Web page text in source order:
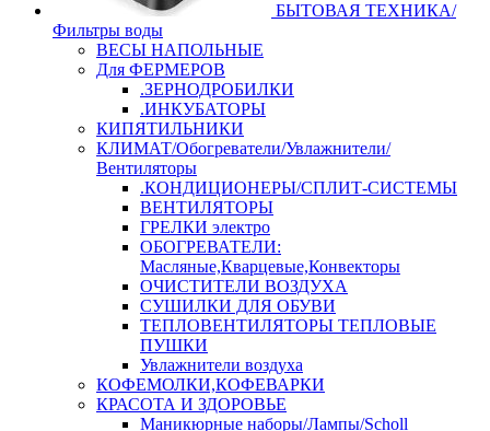
БЫТОВАЯ ТЕХНИКА/
Фильтры воды
ВЕСЫ НАПОЛЬНЫЕ
Для ФЕРМЕРОВ
.ЗЕРНОДРОБИЛКИ
.ИНКУБАТОРЫ
КИПЯТИЛЬНИКИ
КЛИМАТ/Обогреватели/Увлажнители/
Вентиляторы
.КОНДИЦИОНЕРЫ/СПЛИТ-СИСТЕМЫ
ВЕНТИЛЯТОРЫ
ГРЕЛКИ электро
ОБОГРЕВАТЕЛИ:
Масляные,Кварцевые,Конвекторы
ОЧИСТИТЕЛИ ВОЗДУХА
СУШИЛКИ ДЛЯ ОБУВИ
ТЕПЛОВЕНТИЛЯТОРЫ ТЕПЛОВЫЕ
ПУШКИ
Увлажнители воздуха
КОФЕМОЛКИ,КОФЕВАРКИ
КРАСОТА И ЗДОРОВЬЕ
Маникюрные наборы/Лампы/Scholl